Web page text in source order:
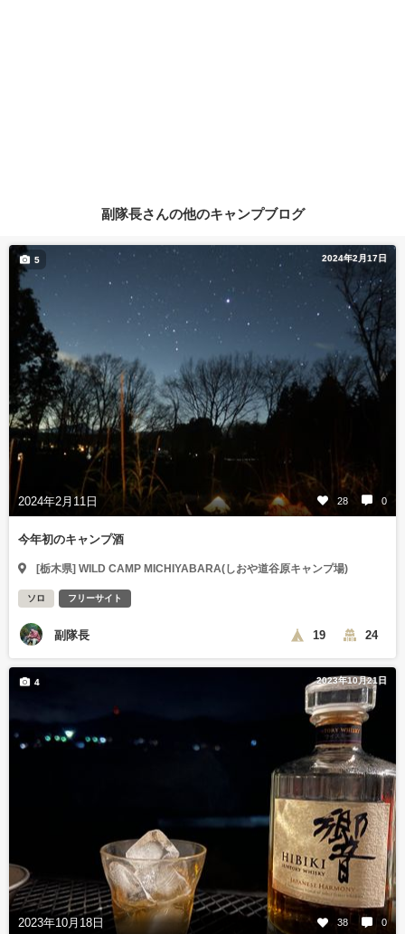
副隊長さんの他のキャンプブログ
2024年2月17日
2024年2月11日 28 0
5
今年初のキャンプ酒
[栃木県] WILD CAMP MICHIYABARA(しおや道谷原キャンプ場)
ソロ フリーサイト
副隊長 19 24
2023年10月21日
2023年10月18日 38 0
4